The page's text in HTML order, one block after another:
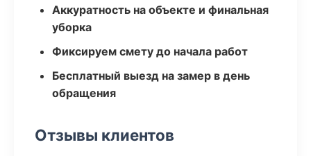
Аккуратность на объекте и финальная
уборка
Фиксируем смету до начала работ
Бесплатный выезд на замер в день
обращения
Отзывы клиентов